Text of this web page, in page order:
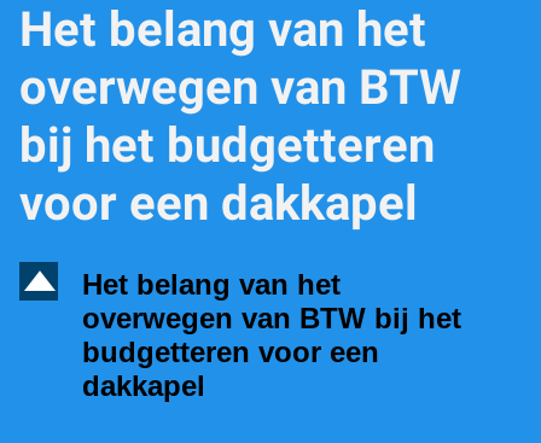
Het belang van het
overwegen van BTW
bij het budgetteren
voor een dakkapel
D
Het belang van het
overwegen van BTW bij het
budgetteren voor een
dakkapel